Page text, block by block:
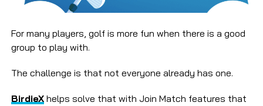
For many players, golf is more fun when there is a good
group to play with.
The challenge is that not everyone already has one.
BirdieXhelps solve that with Join Match features that